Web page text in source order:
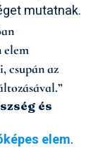
mutatnak.
elem
csupán az
és
elem.